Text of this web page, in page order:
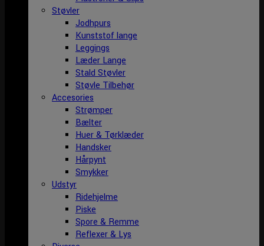
Støvler
Jodhpurs
Kunststof lange
Leggings
Læder Lange
Stald Støvler
Støvle Tilbehør
Accesories
Strømper
Bælter
Huer & Tørklæder
Handsker
Hårpynt
Smykker
Udstyr
Ridehjelme
Piske
Spore & Remme
Reflexer & Lys